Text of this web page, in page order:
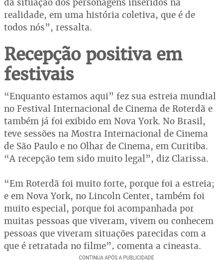
realidade, em uma história coletiva, que é de
todos nós”, ressalta.
Recepção positiva em
festivais
“Enquanto estamos aqui” fez sua estreia mundial
no Festival Internacional de Cinema de Roterdã e
também já foi exibido em Nova York. No Brasil,
teve sessões na Mostra Internacional de Cinema
de São Paulo e no Olhar de Cinema, em Curitiba.
“A recepção tem sido muito legal”, diz Clarissa.
“Em Roterdã foi muito forte, porque foi a estreia;
e em Nova York, no Lincoln Center, também foi
muito especial, porque foi acompanhada por
muitas pessoas que viveram, vivem ou conhecem
pessoas que viveram situações parecidas com a
que é retratada no filme”, comenta a cineasta.